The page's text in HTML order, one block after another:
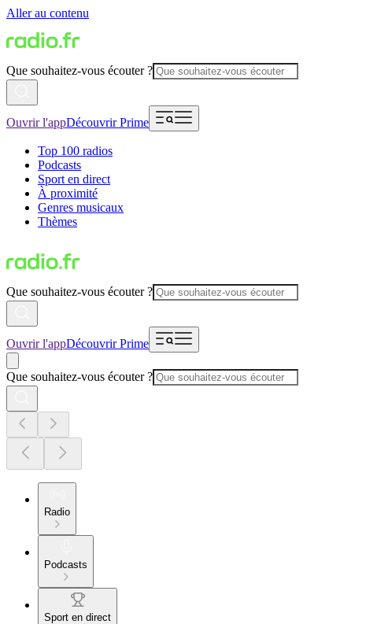
Aller au contenu
Que souhaitez-vous écouter ?
Ouvrir l'appDécouvrir Prime
Top 100 radios
Podcasts
Sport en direct
À proximité
Genres musicaux
Thèmes
Que souhaitez-vous écouter ?
Ouvrir l'appDécouvrir Prime
Que souhaitez-vous écouter ?
Radio
Podcasts
Sport en direct